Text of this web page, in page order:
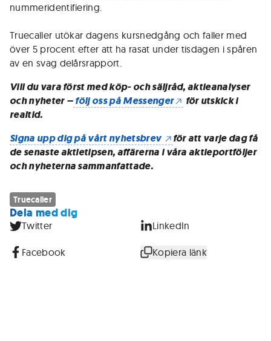
nummeridentifiering.
Truecaller utökar dagens kursnedgång och faller med
över 5 procent efter att ha rasat under tisdagen i spåren
av en svag delårsrapport.
Vill du vara först med köp- och säljråd, aktieanalyser
och nyheter –följ oss på Messenger
för utskick i
realtid.
Signa upp dig på vårt nyhetsbrev
för att varje dag få
de senaste aktietipsen, affärerna i våra aktieportföljer
och nyheterna sammanfattade.
Truecaller
Dela med dig
Twitter LinkedIn
Facebook Kopiera länk